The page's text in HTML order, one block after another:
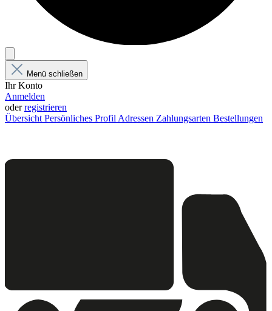
Menü schließen
Ihr Konto
Anmelden
oderregistrieren
Übersicht Persönliches Profil Adressen Zahlungsarten Bestellungen